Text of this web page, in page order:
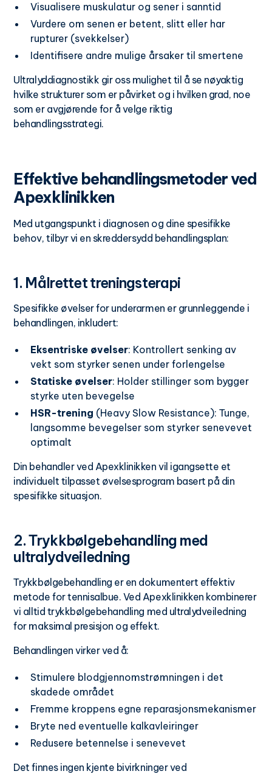
Visualisere muskulatur og sener i sanntid
Vurdere om senen er betent, slitt eller har
rupturer (svekkelser)
Identifisere andre mulige årsaker til smertene
Ultralyddiagnostikk gir oss mulighet til å se nøyaktig
hvilke strukturer som er påvirket og i hvilken grad, noe
som er avgjørende for å velge riktig
behandlingsstrategi.
Effektive behandlingsmetoder ved
Apexklinikken
Med utgangspunkt i diagnosen og dine spesifikke
behov, tilbyr vi en skreddersydd behandlingsplan:
1. Målrettet treningsterapi
Spesifikke øvelser for underarmen er grunnleggende i
behandlingen, inkludert:
Eksentriske øvelser: Kontrollert senking av
vekt som styrker senen under forlengelse
Statiske øvelser: Holder stillinger som bygger
styrke uten bevegelse
HSR-trening (Heavy Slow Resistance): Tunge,
langsomme bevegelser som styrker senevevet
optimalt
Din behandler ved Apexklinikken vil igangsette et
individuelt tilpasset øvelsesprogram basert på din
spesifikke situasjon.
2. Trykkbølgebehandling med
ultralydveiledning
Trykkbølgebehandling er en dokumentert effektiv
metode for tennisalbue. Ved Apexklinikken kombinerer
vi alltid trykkbølgebehandling med ultralydveiledning
for maksimal presisjon og effekt.
Behandlingen virker ved å:
Stimulere blodgjennomstrømningen i det
skadede området
Fremme kroppens egne reparasjonsmekanismer
Bryte ned eventuelle kalkavleiringer
Redusere betennelse i senevevet
Det finnes ingen kjente bivirkninger ved